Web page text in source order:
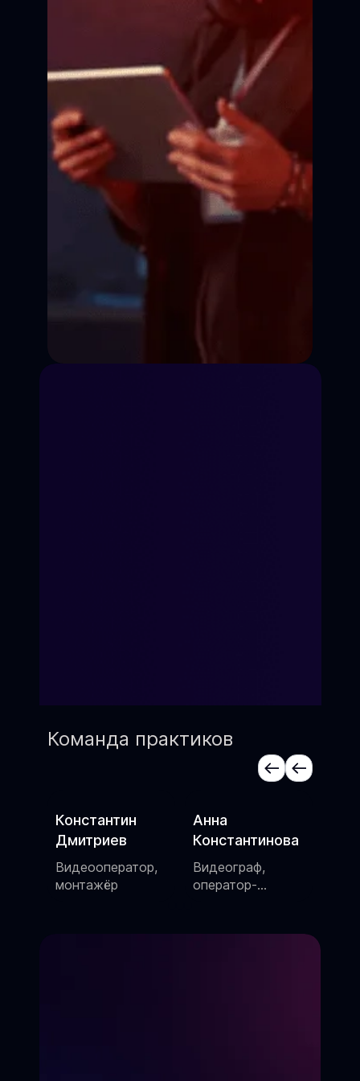
Команда практиков
Анна
Константинова
Видеограф,
оператор-
Алексей Котов
Сценарист,
шоумен